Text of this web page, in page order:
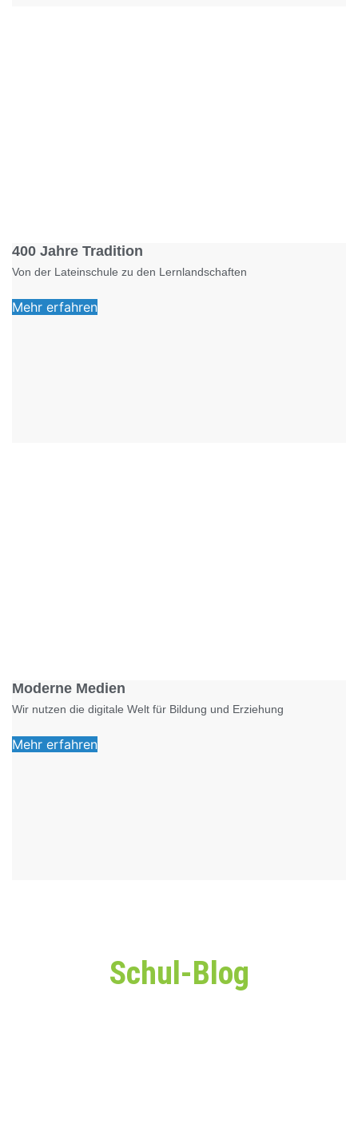
400 Jahre Tradition
Von der Lateinschule zu den Lernlandschaften
Mehr erfahren
Moderne Medien
Wir nutzen die digitale Welt für Bildung und Erziehung
Mehr erfahren
Schul-Blog